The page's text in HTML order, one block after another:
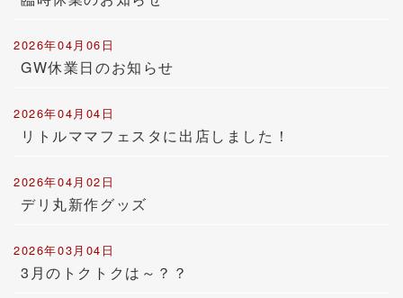
2026年04月06日
GW休業日のお知らせ
2026年04月04日
リトルママフェスタに出店しました！
2026年04月02日
デリ丸新作グッズ
2026年03月04日
3月のトクトクは～？？